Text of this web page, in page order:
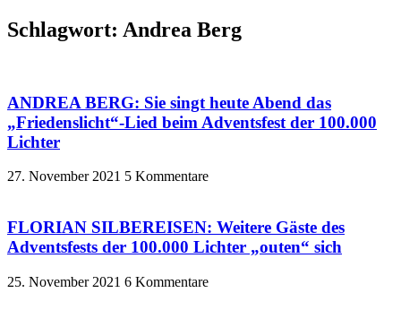
Schlagwort: Andrea Berg
ANDREA BERG: Sie singt heute Abend das
„Friedenslicht“-Lied beim Adventsfest der 100.000
Lichter
27. November 2021 5 Kommentare
FLORIAN SILBEREISEN: Weitere Gäste des
Adventsfests der 100.000 Lichter „outen“ sich
25. November 2021 6 Kommentare